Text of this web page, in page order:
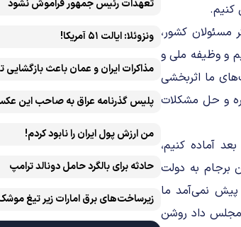
کنیم.
کشور،
و وظیفه ملی و
ما اثربخشی
و حل مشکلات
آماده کنیم،
برجام به دولت
پیش نمی‌آمد ما
به مجلس داد روشن
تعهدات رئیس جمهور فراموش نشود
ونزوئلا: ایالت ۵۱ آمریکا!
مذاکرات ایران و عمان باعث بازگشایی
پلیس گذرنامه عراق به صاحب این
من ارزش پول ایران را نابود کردم!
حادثه برای بالگرد حامل دونالد ترامپ
زیرساخت‌های برق امارات زیر تیغ
ایران است